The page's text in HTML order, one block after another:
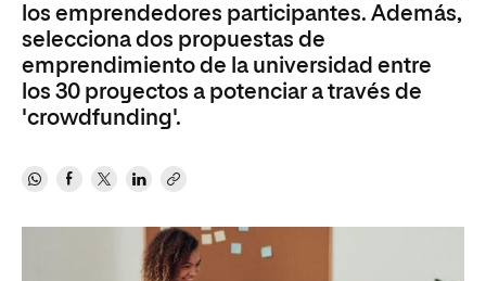
los emprendedores participantes. Además,
selecciona dos propuestas de
emprendimiento de la universidad entre
los 30 proyectos a potenciar a través de
'crowdfunding'.